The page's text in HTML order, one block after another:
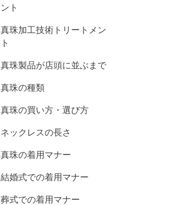
ント
真珠加工技術トリートメン
ト
真珠製品が店頭に並ぶまで
真珠の種類
真珠の買い方・選び方
ネックレスの長さ
真珠の着用マナー
結婚式での着用マナー
葬式での着用マナー